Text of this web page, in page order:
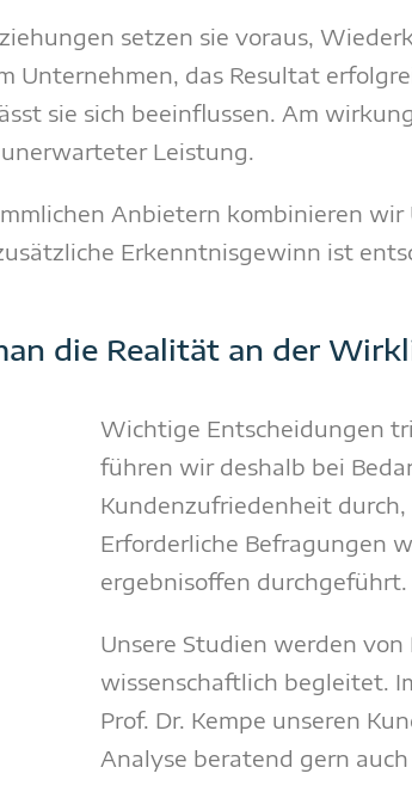
setzen sie voraus,
Unternehmen, das Resultat
sie sich beeinflussen. Am
Leistung.
Anbietern kombinieren
Erkenntnisgewinn ist
die Realität an der
Wichtige Entscheidungen
führen wir deshalb bei
Kundenzufriedenheit
Erforderliche Befragungen
ergebnisoffen durchgeführt.
Unsere Studien werden von
wissenschaftlich begleitet.
Prof. Dr. Kempe unseren
Analyse beratend gern